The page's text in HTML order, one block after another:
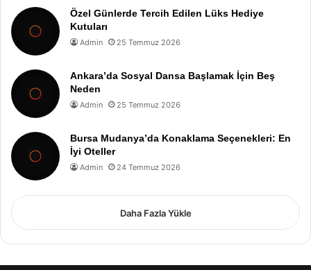
Özel Günlerde Tercih Edilen Lüks Hediye
Kutuları
Admin 25 Temmuz 2026
Ankara’da Sosyal Dansa Başlamak İçin Beş
Neden
Admin 25 Temmuz 2026
Bursa Mudanya’da Konaklama Seçenekleri: En
İyi Oteller
Admin 24 Temmuz 2026
Daha Fazla Yükle